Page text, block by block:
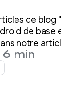
de
de
notre
des
min